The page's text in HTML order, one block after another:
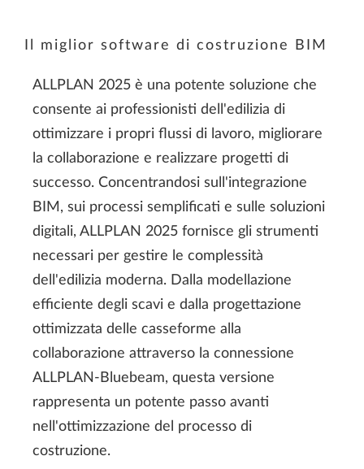
Il miglior software di costruzione BIM
ALLPLAN 2025 è una potente soluzione che
consente ai professionisti dell'edilizia di
ottimizzare i propri flussi di lavoro, migliorare
la collaborazione e realizzare progetti di
successo. Concentrandosi sull'integrazione
BIM, sui processi semplificati e sulle soluzioni
digitali, ALLPLAN 2025 fornisce gli strumenti
necessari per gestire le complessità
dell'edilizia moderna. Dalla modellazione
efficiente degli scavi e dalla progettazione
ottimizzata delle casseforme alla
collaborazione attraverso la connessione
ALLPLAN-Bluebeam, questa versione
rappresenta un potente passo avanti
nell'ottimizzazione del processo di
costruzione.